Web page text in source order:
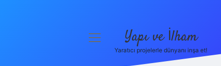
menüyü
Yapı ve İlham
Yaratıcı projelerle dünyanı inşa et!